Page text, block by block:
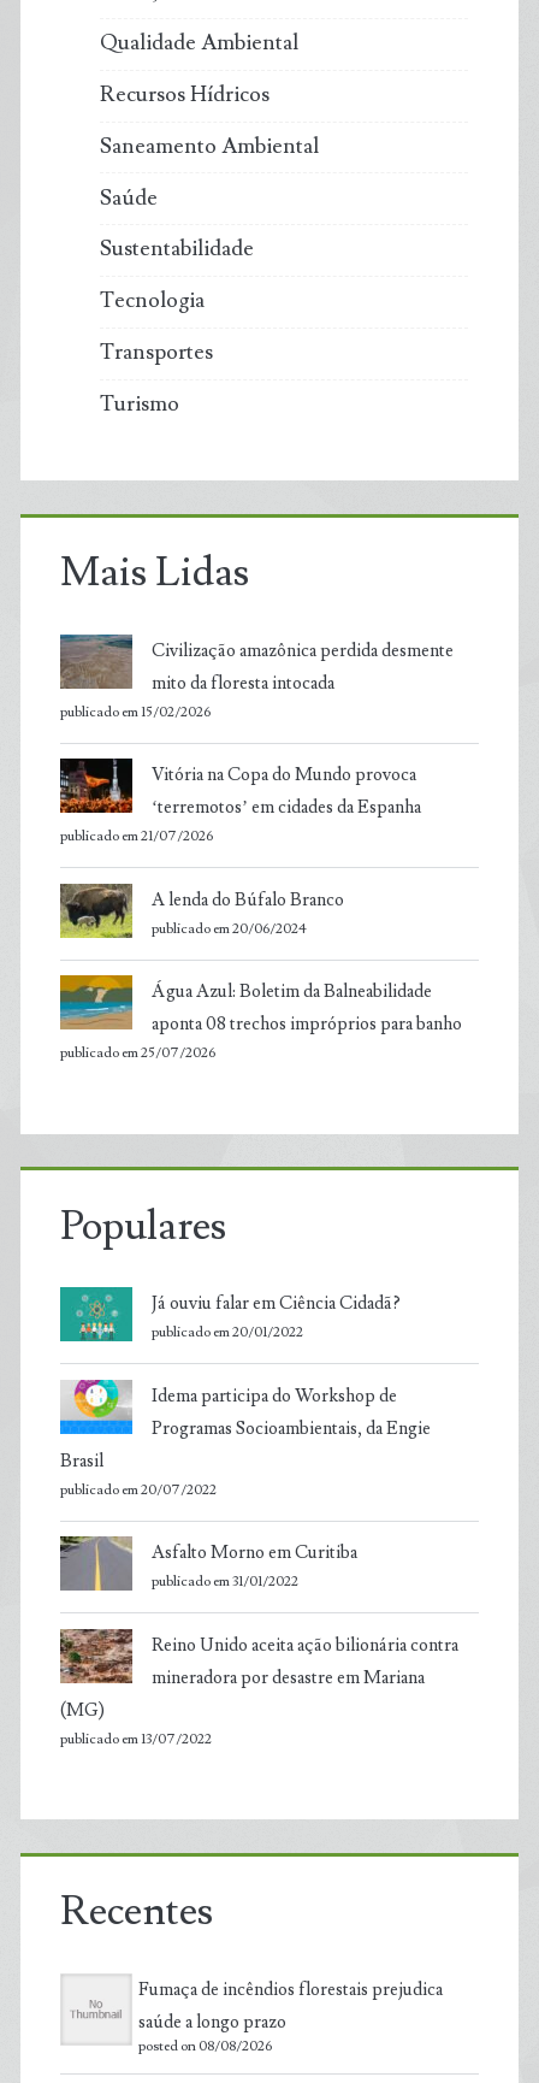
Qualidade Ambiental
Recursos Hídricos
Saneamento Ambiental
Saúde
Sustentabilidade
Tecnologia
Transportes
Turismo
Mais Lidas
Civilização amazônica perdida desmente
mito da floresta intocada
publicado em 15/02/2026
Vitória na Copa do Mundo provoca
‘terremotos’ em cidades da Espanha
publicado em 21/07/2026
A lenda do Búfalo Branco
publicado em 20/06/2024
Água Azul: Boletim da Balneabilidade
aponta 08 trechos impróprios para banho
publicado em 25/07/2026
Populares
Já ouviu falar em Ciência Cidadã?
publicado em 20/01/2022
Idema participa do Workshop de
Programas Socioambientais, da Engie
Brasil
publicado em 20/07/2022
Asfalto Morno em Curitiba
publicado em 31/01/2022
Reino Unido aceita ação bilionária contra
mineradora por desastre em Mariana
(MG)
publicado em 13/07/2022
Recentes
Fumaça de incêndios florestais prejudica
saúde a longo prazo
posted on 08/08/2026